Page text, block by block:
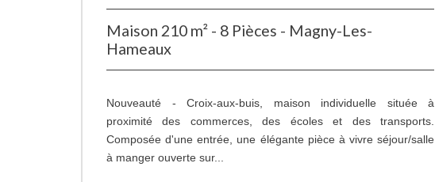
Maison 210 m² - 8 Pièces - Magny-Les-
Hameaux
Nouveauté - Croix-aux-buis, maison individuelle située à
proximité des commerces, des écoles et des transports.
Composée d'une entrée, une élégante pièce à vivre séjour/salle
à manger ouverte sur...